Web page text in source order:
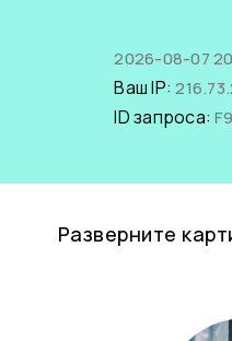
2026-08-07
Ваш IP:
ID запроса:
Разверните